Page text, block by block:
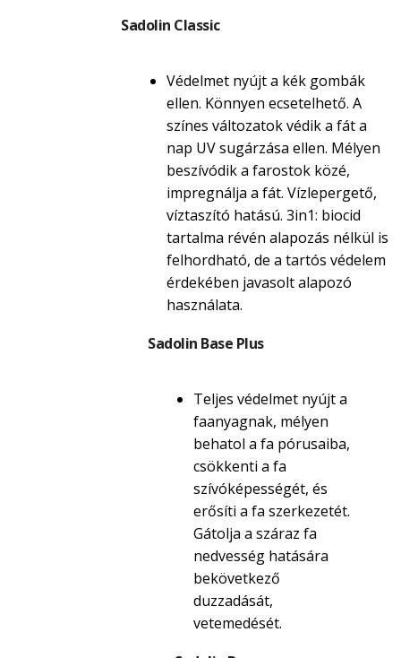
Sadolin Classic
Védelmet nyújt a kék gombák
ellen. Könnyen ecsetelhető. A
színes változatok védik a fát a
nap UV sugárzása ellen. Mélyen
beszívódik a farostok közé,
impregnálja a fát. Vízlepergető,
víztaszító hatású. 3in1: biocid
tartalma révén alapozás nélkül is
felhordható, de a tartós védelem
érdekében javasolt alapozó
használata.
Sadolin Base Plus
Teljes védelmet nyújt a
faanyagnak, mélyen
behatol a fa pórusaiba,
csökkenti a fa
szívóképességét, és
erősíti a fa szerkezetét.
Gátolja a száraz fa
nedvesség hatására
bekövetkező
duzzadását,
vetemedését.